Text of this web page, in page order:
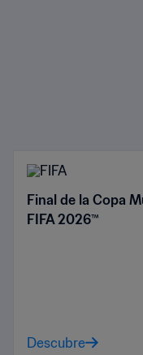
Final de la Copa
FIFA 2026™
Descubre